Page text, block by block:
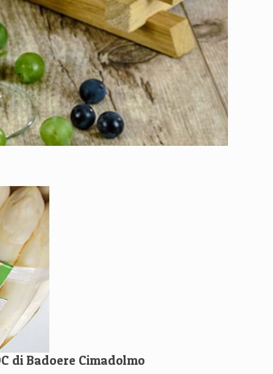
di Badoere Cimadolmo